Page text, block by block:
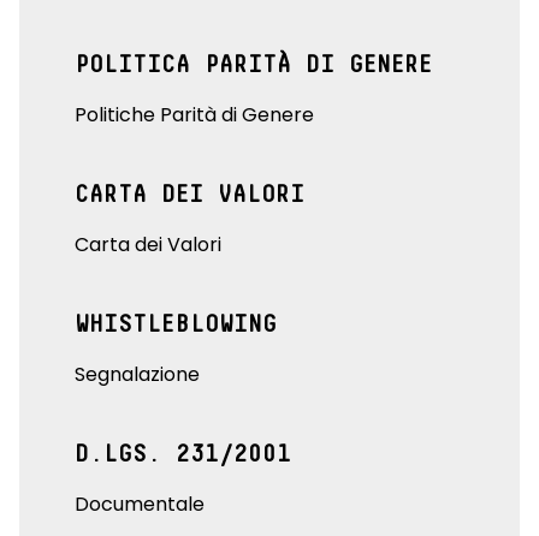
POLITICA PARITÀ DI GENERE
Politiche Parità di Genere
CARTA DEI VALORI
Carta dei Valori
WHISTLEBLOWING
Segnalazione
D.LGS. 231/2001
Documentale